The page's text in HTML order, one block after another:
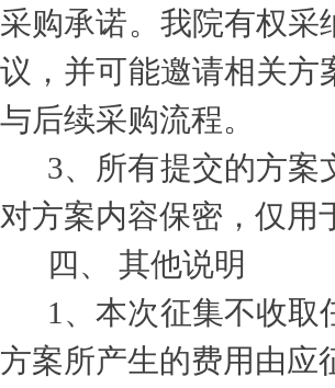
采购承诺。我院有权采
议，并可能邀请相关方
与后续采购流程。
3、所有提交的方案
对方案内容保密，仅用
四、 其他说明
1 、本次征集不收取
方案所产生的费用由应